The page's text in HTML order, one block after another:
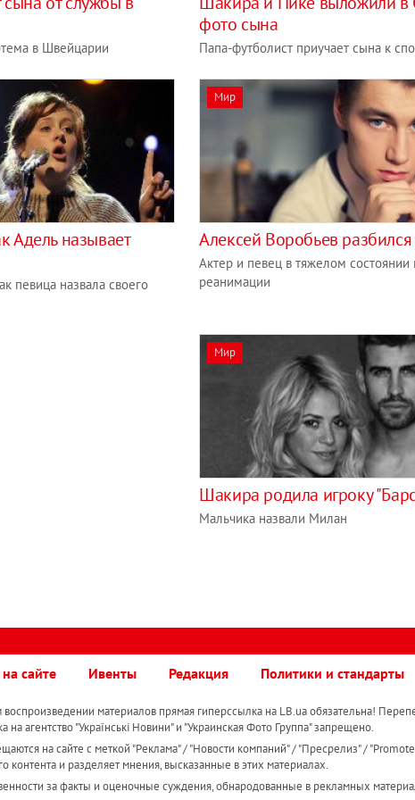
в Швейцарии
фото сына
Папа-футболист приучает сына к
Адель называет
певица назвала своего
Мир
Алексей Воробьев
Актер и певец в тяжелом состоянии
реанимации
Мир
Шакира родила игроку
Мальчика назвали Милан
сайте Ивенты Редакция Политики и стандарты
материалов прямая гиперссылка на LB.ua обязательна!
на агентство "Українськi Новини" и "Украинская Фото Группа" запрещено.
на сайте с меткой "Реклама" / "Новости компаний" / "Пресрелиз" /
контента и разделяет мнения, высказанные в этих материалах.
за факты и оценочные суждения, обнародованные в рекламных